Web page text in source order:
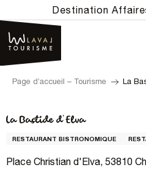
au
contenu
principal
Destination
Page d’accueil – Tourisme La
La Bastide d'Elva
RESTAURANT BISTRONOMIQUE
Place Christian d'Elva, 53810